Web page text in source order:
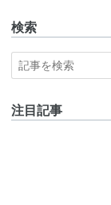
検索
注目記事